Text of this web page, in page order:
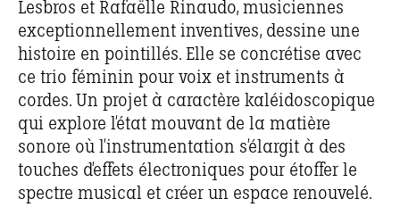
Lesbros et Rafaëlle Rinaudo, musiciennes
exceptionnellement inventives, dessine une
histoire en pointillés. Elle se concrétise avec
ce trio féminin pour voix et instruments à
cordes. Un projet à caractère kaléidoscopique
qui explore l’état mouvant de la matière
sonore où l’instrumentation s’élargit à des
touches d’effets électroniques pour étoffer le
spectre musical et créer un espace renouvelé.